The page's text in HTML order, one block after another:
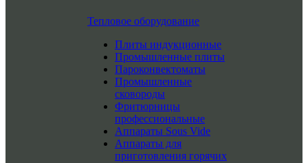
Тепловое оборудование
Плиты индукционные
Промышленные плиты
Пароконвектоматы
Промышленные
сковороды
Фритюрницы
профессиональные
Аппараты Sous Vide
Аппараты для
приготовления горячих